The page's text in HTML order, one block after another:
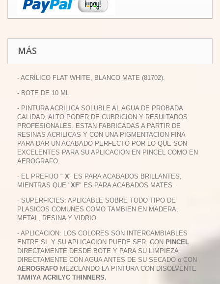
MÁS
- ACRÍLICO FLAT WHITE, BLANCO MATE (81702).
- BOTE DE 10 ML.
- PINTURA ACRILICA SOLUBLE AL AGUA DE PROBADA
CALIDAD, ALTO PODER DE CUBRICION Y RESULTADOS
PROFESIONALES. ESTAN FABRICADAS A PARTIR DE
RESINAS ACRILICAS Y CON UNA PIGMENTACION FINA
PARA DAR UN ACABADO PERFECTO POR LO QUE SON
EXCELENTES PARA SU APLICACION EN PINCEL COMO EN
AEROGRAFO.
- EL PREFIJO " X" ES PARA ACABADOS BRILLANTES,
MIENTRAS QUE "XF" ES PARA ACABADOS MATES.
- SUPERFICIES: APLICABLE SOBRE TODO TIPO DE
PLASICOS COMUNES COMO TAMBIEN EN MADERA,
METAL, RESINA Y VIDRIO.
- APLICACION: LOS COLORES SON INTERCAMBIABLES
ENTRE SI. Y SU APLICACION PUEDE SER: CON PINCEL
DIRECTAMENTE DESDE BOTE Y PARA SU LIMPIEZA
DIRECTAMENTE CON AGUA ANTES DE SU SECADO o CON
AEROGRAFO MEZCLANDO LA PINTURA CON DISOLVENTE
TAMIYA ACRILYC THINNERS.